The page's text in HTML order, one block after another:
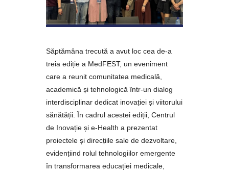
Săptămâna trecută a avut loc cea de-a
treia ediție a MedFEST, un eveniment
care a reunit comunitatea medicală,
academică și tehnologică într-un dialog
interdisciplinar dedicat inovației și viitorului
sănătății. În cadrul acestei ediții, Centrul
de Inovație și e-Health a prezentat
proiectele și direcțiile sale de dezvoltare,
evidențiind rolul tehnologiilor emergente
în transformarea educației medicale,